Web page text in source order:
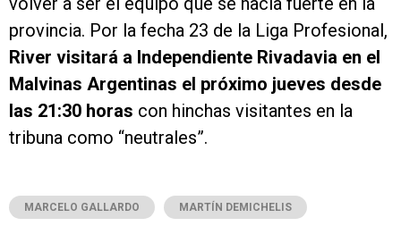
provincia. Por la fecha 23 de la Liga Profesional,
River visitará a Independiente Rivadavia en el
Malvinas Argentinas el próximo jueves desde
las 21:30 horas con hinchas visitantes en la
tribuna como “neutrales”.
MARCELO GALLARDO MARTÍN DEMICHELIS